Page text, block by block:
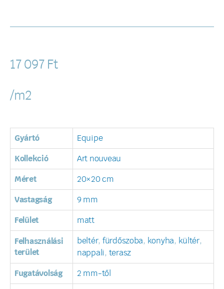
17 097 Ft
/m2
Gyártó Equipe
Kollekció Art nouveau
Méret 20×20 cm
Vastagság 9 mm
Felület matt
Felhasználási
terület
beltér, fürdőszoba, konyha, kültér,
nappali, terasz
Fugatávolság 2 mm-től